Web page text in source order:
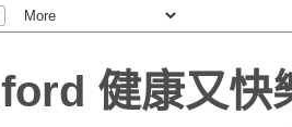
健康又快